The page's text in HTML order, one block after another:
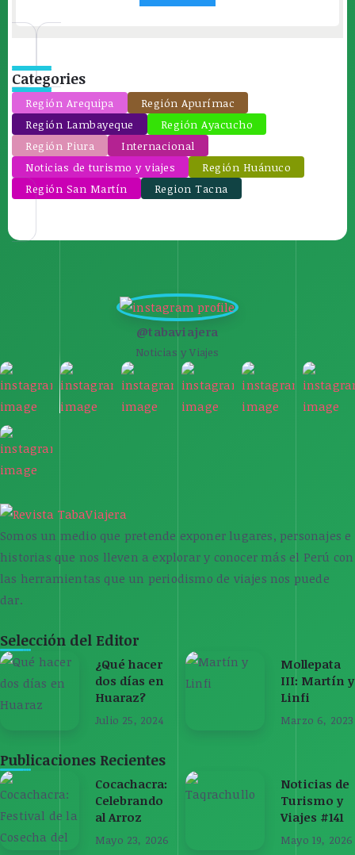
Categories
Región Arequipa
Región Apurímac
Región Lambayeque
Región Ayacucho
Región Piura
Internacional
Noticias de turismo y viajes
Región Huánuco
Región San Martín
Region Tacna
@tabaviajera
Noticias y Viajes
Somos un medio que pretende exponer lugares, personajes e
historias que nos lleven a explorar y conocer más el Perú con
las herramientas que un periodismo de viajes nos puede
dar.
Selección del Editor
¿Qué hacer
dos días en
Huaraz?
Julio 25, 2024
Mollepata
III: Martín y
Linfi
Marzo 6, 2023
Publicaciones Recientes
Cocachacra:
Celebrando
al Arroz
Mayo 23, 2026
Noticias de
Turismo y
Viajes #141
Mayo 19, 2026